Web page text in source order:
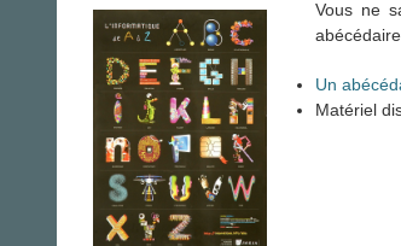
Vous ne
Un
Matériel